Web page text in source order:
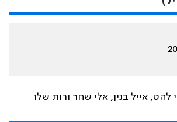
להט, אייל בנין, אלי שחר ורות שלו